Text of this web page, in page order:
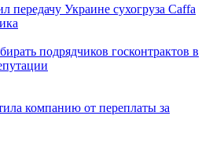
Украине сухогруза Caffa
подрядчиков госконтрактов в
компанию от переплаты за